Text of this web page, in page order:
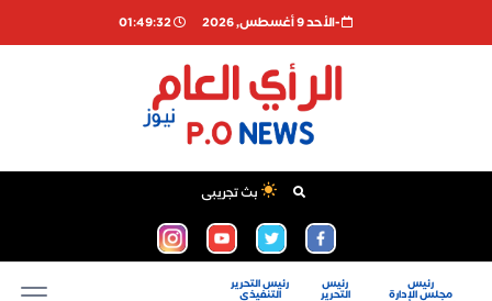
-اﻷحد 9 أغسطس, 2026 01:49:33
بث تجريبى
رئيس
مجلس الإدارة
رئيس
التحرير
رئيس التحرير
التنفيذى